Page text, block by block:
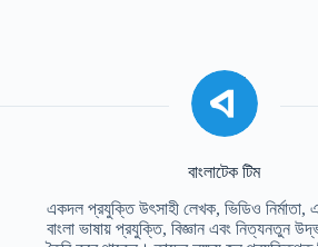
বাংলাটেক টিম
একদল প্রযুক্তি উৎসাহী লেখক, ভিডিও নির্মাতা,
বাংলা ভাষায় প্রযুক্তি, বিজ্ঞান এবং নিত্যনতুন